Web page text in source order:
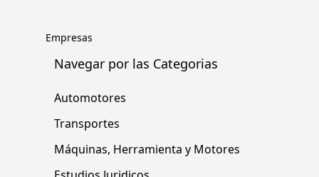
Empresas
Navegar por las Categorias
Automotores
Transportes
Máquinas, Herramienta y Motores